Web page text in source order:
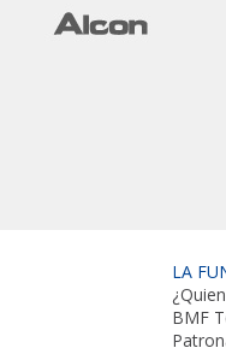
LA
BMF